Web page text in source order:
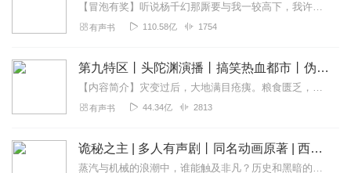
【冒泡有奖】听说杨千幻那厮要与我一较高下，我许七安要开始装叉了！快进入声音播放页戳下方输入框，冒个泡偷偷告诉我，我要用哪些诗词才能胜过他？说得好的，有赏！202...
有声书 110.58亿 1754
第九特区丨头陀渊演播丨搞笑热血都市丨伪戒丨VIP免费多人有声剧
【内容简介】灾变过后，大地满目疮痍。粮食匮乏，资源紧俏，局势混乱……一位从待规划区杀出来的青年，背对着漫天黄沙，孤身来到九区谋生，却不曾想偶然结识三五好友，一念...
有声书 44.34亿 2813
诡秘之主 | 多人有声剧丨同名动画原著 | 西幻克苏鲁 | 乌贼作品
蒸汽与机械的浪潮中，谁能触及非凡？历史和黑暗的迷雾里，又是谁在耳语？我从诡秘中醒来，睁眼看见这个世界：枪械，大炮，巨舰，飞空艇，差分机；魔药，占卜，诅咒，倒吊人...